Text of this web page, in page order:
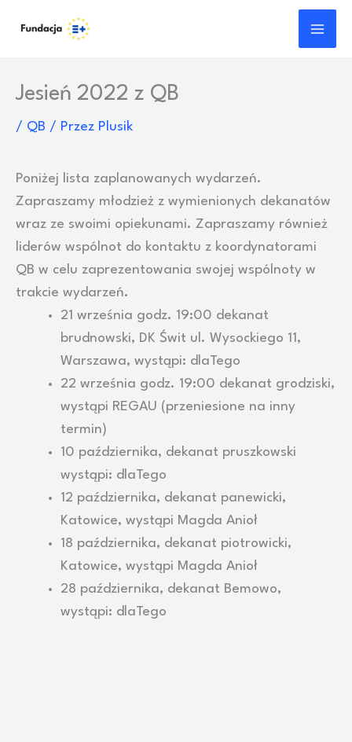
Jesień 2022 z QB
/ QB / Przez Plusik
Poniżej lista zaplanowanych wydarzeń.
Zapraszamy młodzież z wymienionych dekanatów
wraz ze swoimi opiekunami. Zapraszamy również
liderów wspólnot do kontaktu z koordynatorami
QB w celu zaprezentowania swojej wspólnoty w
trakcie wydarzeń.
21 września godz. 19:00 dekanat
brudnowski, DK Świt ul. Wysockiego 11,
Warszawa, wystąpi: dlaTego
22 września godz. 19:00 dekanat grodziski,
wystąpi REGAU (przeniesione na inny
termin)
10 października, dekanat pruszkowski
wystąpi: dlaTego
12 października, dekanat panewicki,
Katowice, wystąpi Magda Anioł
18 października, dekanat piotrowicki,
Katowice, wystąpi Magda Anioł
28 października, dekanat Bemowo,
wystąpi: dlaTego